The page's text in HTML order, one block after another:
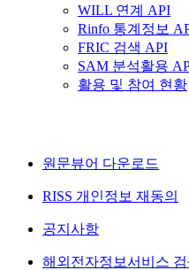
WILL 연계 API
Rinfo 통계정보
FRIC 검색 API
SAM 분석활용
활용 및 참여 현황
원문뷰어 다운로드
RISS 개인정보 재동의
공지사항
해외전자정보서비스 검